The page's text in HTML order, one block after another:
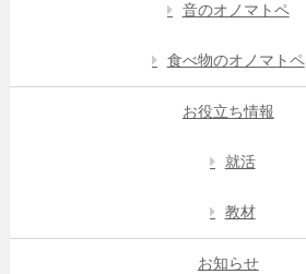
音のオノマトペ
食べ物のオノマトペ
お役立ち情報
就活
教材
お知らせ